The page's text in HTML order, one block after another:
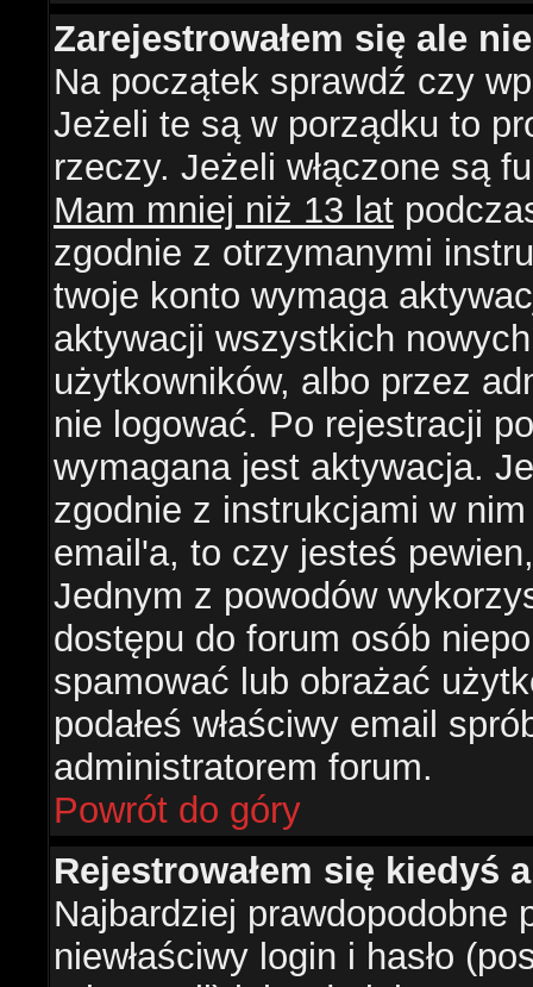
Zarejestrowałem się ale
Na początek sprawdź czy
Jeżeli te są w porządku to
rzeczy. Jeżeli włączone są
Mam mniej niż 13 lat
zgodnie z otrzymanymi
twoje konto wymaga
aktywacji wszystkich
użytkowników, albo przez
nie logować. Po rejestracji
wymagana jest aktywacja.
zgodnie z instrukcjami w
email'a, to czy jesteś
Jednym z powodów
dostępu do forum osób
spamować lub obrażać
podałeś właściwy email
administratorem forum.
Powrót do góry
Rejestrowałem się kiedyś
Najbardziej prawdopodobne
niewłaściwy login i hasło